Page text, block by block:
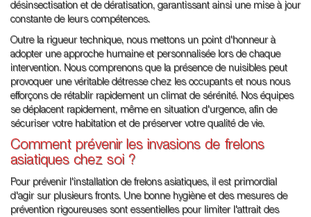
désinsectisation et de dératisation, garantissant ainsi une mise à jour
constante de leurs compétences.
Outre la rigueur technique, nous mettons un point d'honneur à
adopter une approche humaine et personnalisée lors de chaque
intervention. Nous comprenons que la présence de nuisibles peut
provoquer une véritable détresse chez les occupants et nous nous
efforçons de rétablir rapidement un climat de sérénité. Nos équipes
se déplacent rapidement, même en situation d'urgence, afin de
sécuriser votre habitation et de préserver votre qualité de vie.
Comment prévenir les invasions de frelons
asiatiques chez soi ?
Pour prévenir l'installation de frelons asiatiques, il est primordial
d'agir sur plusieurs fronts. Une bonne hygiène et des mesures de
prévention rigoureuses sont essentielles pour limiter l'attrait des